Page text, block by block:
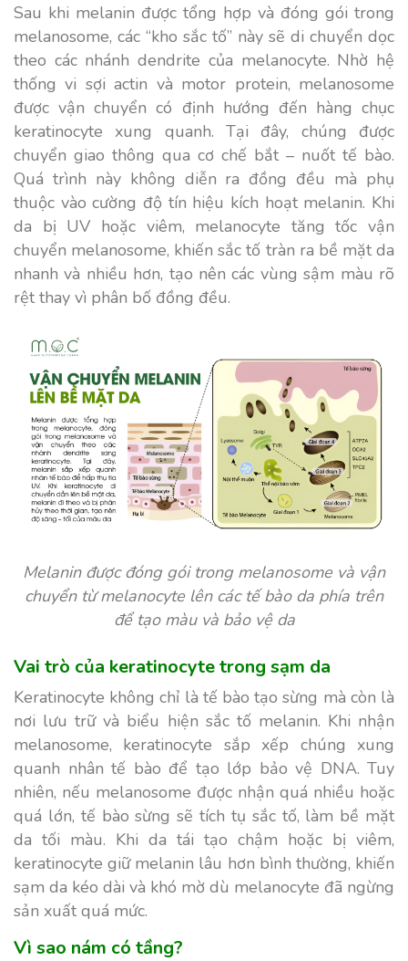
Sau khi melanin được tổng hợp và đóng gói trong
melanosome, các “kho sắc tố” này sẽ di chuyển dọc
theo các nhánh dendrite của melanocyte. Nhờ hệ
thống vi sợi actin và motor protein, melanosome
được vận chuyển có định hướng đến hàng chục
keratinocyte xung quanh. Tại đây, chúng được
chuyển giao thông qua cơ chế bắt – nuốt tế bào.
Quá trình này không diễn ra đồng đều mà phụ
thuộc vào cường độ tín hiệu kích hoạt melanin. Khi
da bị UV hoặc viêm, melanocyte tăng tốc vận
chuyển melanosome, khiến sắc tố tràn ra bề mặt da
nhanh và nhiều hơn, tạo nên các vùng sậm màu rõ
rệt thay vì phân bố đồng đều.
Melanin được đóng gói trong melanosome và vận
chuyển từ melanocyte lên các tế bào da phía trên
để tạo màu và bảo vệ da
Vai trò của keratinocyte trong sạm da
Keratinocyte không chỉ là tế bào tạo sừng mà còn là
nơi lưu trữ và biểu hiện sắc tố melanin. Khi nhận
melanosome, keratinocyte sắp xếp chúng xung
quanh nhân tế bào để tạo lớp bảo vệ DNA. Tuy
nhiên, nếu melanosome được nhận quá nhiều hoặc
quá lớn, tế bào sừng sẽ tích tụ sắc tố, làm bề mặt
da tối màu. Khi da tái tạo chậm hoặc bị viêm,
keratinocyte giữ melanin lâu hơn bình thường, khiến
sạm da kéo dài và khó mờ dù melanocyte đã ngừng
sản xuất quá mức.
Vì sao nám có tầng?